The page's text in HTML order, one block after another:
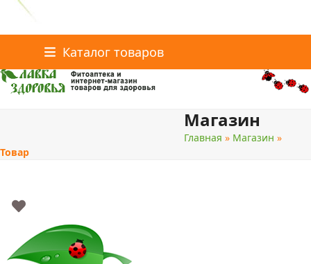
content
Каталог товаров
Доставка и оплата
Скидки
Магазин
Главная » Магазин »
Товар